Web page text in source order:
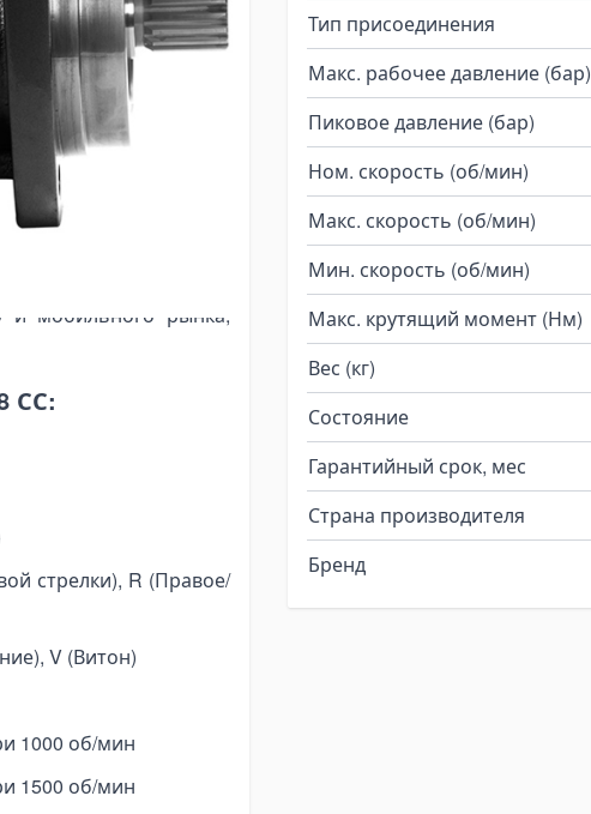
СС
был разработан с
потребности
с высокой
высокая плотность
и мобильного рынка,
СС:
стрелки), R (Правое/
V (Витон)
1000 об/мин
1500 об/мин
Тип присоединения
Макс. рабочее давление (бар)
Пиковое давление (бар)
Ном. скорость (об/мин)
Макс. скорость (об/мин)
Мин. скорость (об/мин)
Макс. крутящий момент (Нм)
Вес (кг)
Состояние
Гарантийный срок, мес
Страна производителя
Бренд